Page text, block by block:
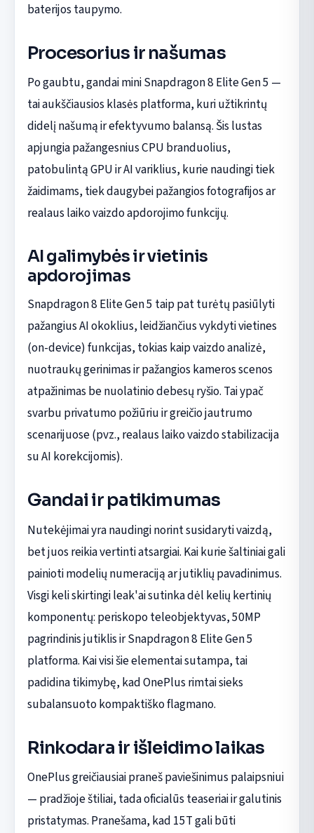
baterijos taupymo.
Procesorius ir našumas
Po gaubtu, gandai mini Snapdragon 8 Elite Gen 5 —
tai aukščiausios klasės platforma, kuri užtikrintų
didelį našumą ir efektyvumo balansą. Šis lustas
apjungia pažangesnius CPU branduolius,
patobulintą GPU ir AI variklius, kurie naudingi tiek
žaidimams, tiek daugybei pažangios fotografijos ar
realaus laiko vaizdo apdorojimo funkcijų.
AI galimybės ir vietinis
apdorojimas
Snapdragon 8 Elite Gen 5 taip pat turėtų pasiūlyti
pažangius AI okoklius, leidžiančius vykdyti vietines
(on-device) funkcijas, tokias kaip vaizdo analizė,
nuotraukų gerinimas ir pažangios kameros scenos
atpažinimas be nuolatinio debesų ryšio. Tai ypač
svarbu privatumo požiūriu ir greičio jautrumo
scenarijuose (pvz., realaus laiko vaizdo stabilizacija
su AI korekcijomis).
Gandai ir patikimumas
Nutekėjimai yra naudingi norint susidaryti vaizdą,
bet juos reikia vertinti atsargiai. Kai kurie šaltiniai gali
painioti modelių numeraciją ar jutiklių pavadinimus.
Visgi keli skirtingi leak'ai sutinka dėl kelių kertinių
komponentų: periskopo teleobjektyvas, 50MP
pagrindinis jutiklis ir Snapdragon 8 Elite Gen 5
platforma. Kai visi šie elementai sutampa, tai
padidina tikimybę, kad OnePlus rimtai sieks
subalansuoto kompaktiško flagmano.
Rinkodara ir išleidimo laikas
OnePlus greičiausiai praneš paviešinimus palaipsniui
— pradžioje štiliai, tada oficialūs teaseriai ir galutinis
pristatymas. Pranešama, kad 15T gali būti